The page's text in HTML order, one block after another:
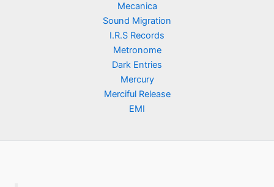
Mecanica
Sound Migration
I.R.S Records
Metronome
Dark Entries
Mercury
Merciful Release
EMI